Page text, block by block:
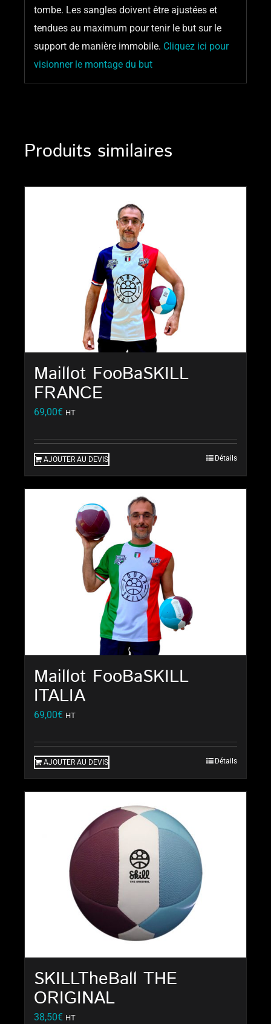
tombe. Les sangles doivent être ajustées et
tendues au maximum pour tenir le but sur le
support de manière immobile. Cliquez ici pour
visionner le montage du but
Produits similaires
Maillot FooBaSKILL
FRANCE
69,00€ HT
AJOUTER AU DEVIS Détails
Maillot FooBaSKILL
ITALIA
69,00€ HT
AJOUTER AU DEVIS Détails
SKILLTheBall THE
ORIGINAL
38,50€ HT